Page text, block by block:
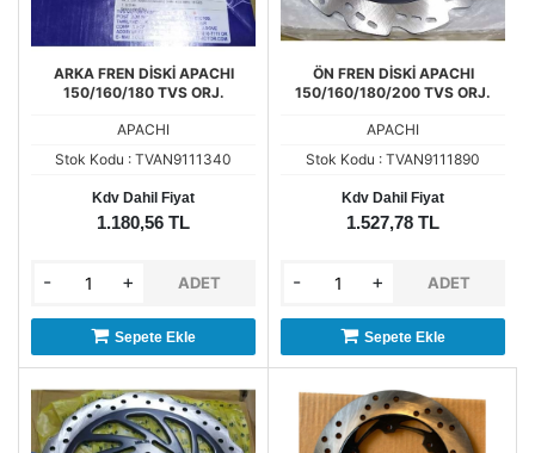
ARKA FREN DİSKİ APACHI
150/160/180 TVS ORJ.
APACHI
Stok Kodu : TVAN9111340
Kdv Dahil Fiyat
1.180,56 TL
- + ADET
Sepete Ekle
ÖN FREN DİSKİ APACHI
150/160/180/200 TVS ORJ.
APACHI
Stok Kodu : TVAN9111890
Kdv Dahil Fiyat
1.527,78 TL
- + ADET
Sepete Ekle